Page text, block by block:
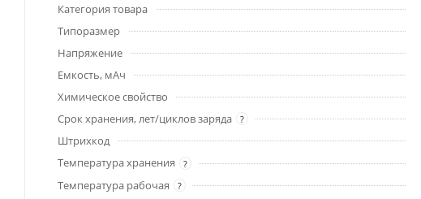
Категория товара
Типоразмер
Напряжение
Емкость, мАч
Химическое свойство
Срок хранения, лет/циклов заряда
?
Штрихкод
Температура хранения
?
Температура рабочая
?